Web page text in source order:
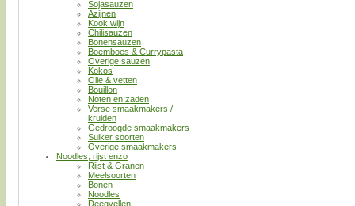
Sojasauzen
Azijnen
Kook wijn
Chilisauzen
Bonensauzen
Boemboes & Currypasta
Overige sauzen
Kokos
Olie & vetten
Bouillon
Noten en zaden
Verse smaakmakers /
kruiden
Gedroogde smaakmakers
Suiker soorten
Overige smaakmakers
Noodles, rijst enzo
Rijst & Granen
Meelsoorten
Bonen
Noodles
Deegvellen